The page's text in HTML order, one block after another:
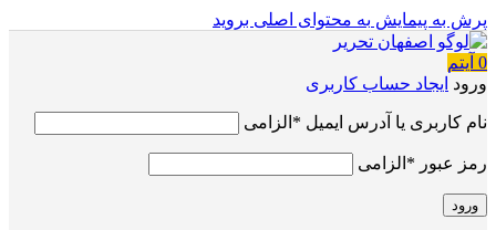
پرش به پیمایش به محتوای اصلی بروید
0 آیتم
ورود ایجاد حساب کاربری
نام کاربری یا آدرس ایمیل * الزامی
رمز عبور * الزامی
ورود